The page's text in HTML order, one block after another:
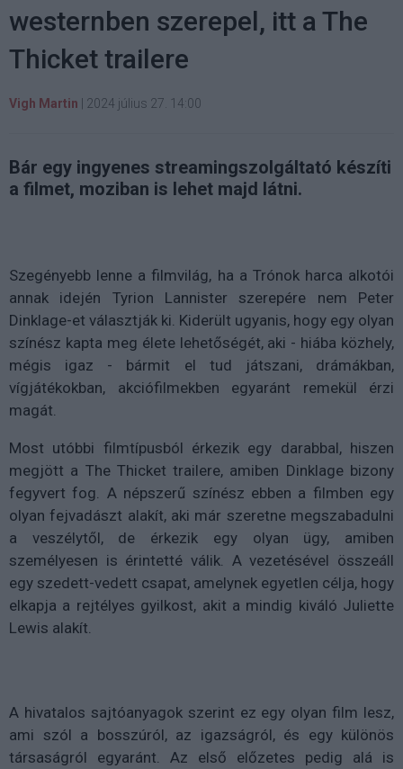
westernben szerepel, itt a The
Thicket trailere
Vigh Martin 2024 július 27. 14:00
Bár egy ingyenes streamingszolgáltató készíti
a filmet, moziban is lehet majd látni.
Szegényebb lenne a filmvilág, ha a Trónok harca alkotói
annak idején Tyrion Lannister szerepére nem Peter
Dinklage-et választják ki. Kiderült ugyanis, hogy egy olyan
színész kapta meg élete lehetőségét, aki - hiába közhely,
mégis igaz - bármit el tud játszani, drámákban,
vígjátékokban, akciófilmekben egyaránt remekül érzi
magát.
Most utóbbi filmtípusból érkezik egy darabbal, hiszen
megjött a The Thicket trailere, amiben Dinklage bizony
fegyvert fog. A népszerű színész ebben a filmben egy
olyan fejvadászt alakít, aki már szeretne megszabadulni
a veszélytől, de érkezik egy olyan ügy, amiben
személyesen is érintetté válik. A vezetésével összeáll
egy szedett-vedett csapat, amelynek egyetlen célja, hogy
elkapja a rejtélyes gyilkost, akit a mindig kiváló Juliette
Lewis alakít.
A hivatalos sajtóanyagok szerint ez egy olyan film lesz,
ami szól a bosszúról, az igazságról, és egy különös
társaságról egyaránt. Az első előzetes pedig alá is